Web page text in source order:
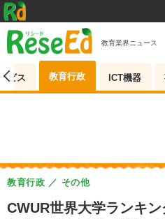
教育業界ニュース
ビス 教育行政 ICT機器
CWUR世界大学ランキ
教育行政 その他